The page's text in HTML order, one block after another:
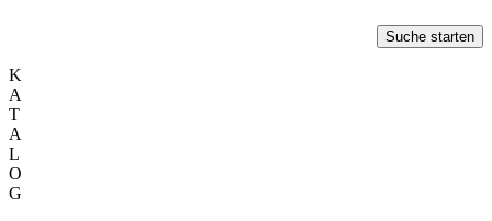
Suche starten
K
A
T
A
L
O
G